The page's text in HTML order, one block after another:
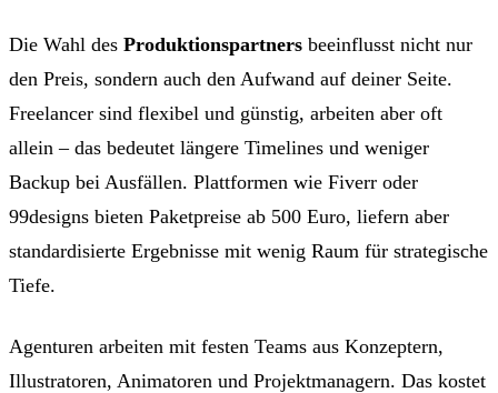
Die Wahl des Produktionspartners beeinflusst nicht nur
den Preis, sondern auch den Aufwand auf deiner Seite.
Freelancer sind flexibel und günstig, arbeiten aber oft
allein – das bedeutet längere Timelines und weniger
Backup bei Ausfällen. Plattformen wie Fiverr oder
99designs bieten Paketpreise ab 500 Euro, liefern aber
standardisierte Ergebnisse mit wenig Raum für strategische
Tiefe.
Agenturen arbeiten mit festen Teams aus Konzeptern,
Illustratoren, Animatoren und Projektmanagern. Das kostet